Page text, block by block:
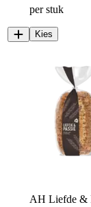
per stuk
Kies
AH Liefde &